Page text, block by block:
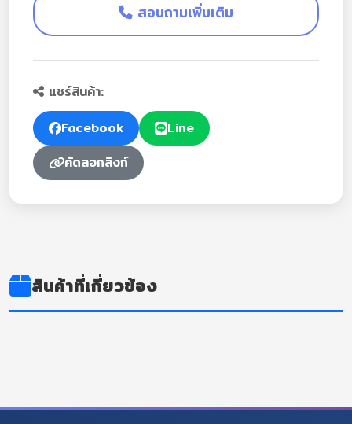
สอบถามเพิ่มเติม
แชร์สินค้า:
Facebook
Line
คัดลอกลิงก์
สินค้าที่เกี่ยวข้อง